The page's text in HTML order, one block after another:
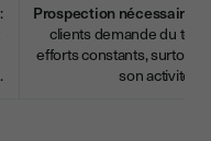
Prospection nécessaire
clients demande du
efforts constants, surtout
son activité.